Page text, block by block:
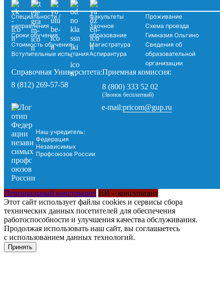
Специальности /
направления
Сроки обучения
Стоимость обучения
Вступительные испытания
Факультеты
Заочное
образование
Магистратура
Аспирантура
Проживание
Схема проезда
Гимназия Ольгино
Сведения об
образовательной
организации
Справочная Университета:
8 (812) 269-57-58
Приемная комиссия:
8 (800) 333 52 02
(Звонок бесплатный)
Наш учредитель:
Федерация
Независимых
Профсоюзов России
e-mail:pricom@gup.ru
Персональный консультант ИИ – консультант
Этот сайт использует файлы cookies и сервисы сбора
технических данных посетителей для обеспечения
работоспособности и улучшения качества обслуживания.
Продолжая использовать наш сайт, вы соглашаетесь
с использованием данных технологий.
Принять